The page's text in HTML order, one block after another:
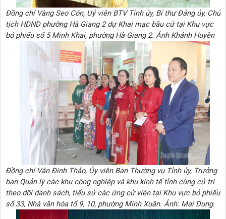
Đồng chí Vàng Seo Cón, Uỷ viên BTV Tỉnh ủy, Bí thư Đảng ủy, Chủ
tịch HĐND phường Hà Giang 2 dự Khai mạc bầu cử tại Khu vực
bỏ phiếu số 5 Minh Khai, phường Hà Giang 2. Ảnh Khánh Huyền
Đồng chí Vân Đình Thảo, Ủy viên Ban Thường vụ Tỉnh ủy, Trưởng
ban Quản lý các khu công nghiệp và khu kinh tế tỉnh cùng cử tri
theo dõi danh sách, tiểu sử các ứng cử viên tại Khu vực bỏ phiếu
số 33, Nhà văn hóa tổ 9, 10, phường Minh Xuân. Ảnh: Mai Dung.